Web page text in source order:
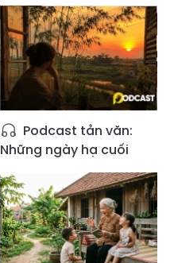
Podcast tản văn:
Những ngày hạ cuối